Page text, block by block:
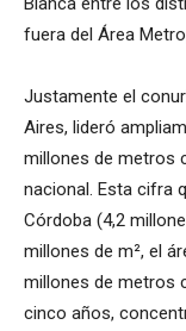
fuera del Área
Justamente el
Aires, lideró
millones de metros
nacional. Esta cifra
Córdoba (4,2
millones de m², el
millones de metros
cinco años,